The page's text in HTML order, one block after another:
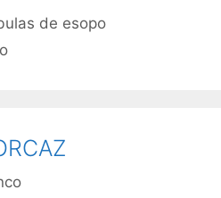
de esopo